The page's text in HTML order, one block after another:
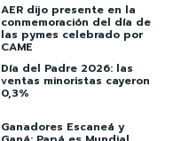
AER dijo presente en la
conmemoración del día de
las pymes celebrado por
CAME
Día del Padre 2026: las
ventas minoristas cayeron
0,3%
Ganadores Escaneá y